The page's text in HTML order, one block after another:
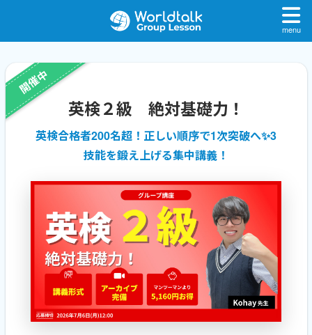
menu
開催中
英検２級 絶対基礎力！
英検合格者200名超！正しい順序で1次突破へ✨3
技能を鍛え上げる集中講義！